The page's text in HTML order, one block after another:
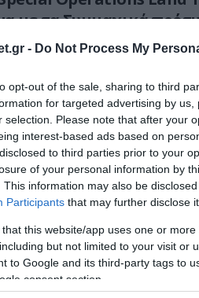
- Do Not Process My
opt-out of the sale, sharing to third
for targeted advertising by
selection. Please note that after your
interest-based ads based on
to third parties prior to your
of your personal information by
This information may also be
Participants that may further disclose
that this website/app uses one or
but not limited to your visit or
to Google and its third-party tags to
consent section.
με τα Συμμαχικά
έρχεται σε
έλαβε χώρα το Νοέμβριο
στο πλαίσιο της
Συμμαχίας που αφορά
η δε σύνθεση της
από το Τμήμα
Ειδικών
HQ), καθώς και
των Κλάδων.
προσκολλήθηκε και μια
Πυρηνικών